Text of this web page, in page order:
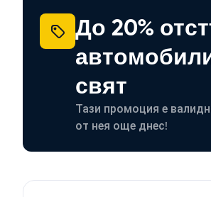
До 20%
свят
Тази промоция е
от нея още днес!